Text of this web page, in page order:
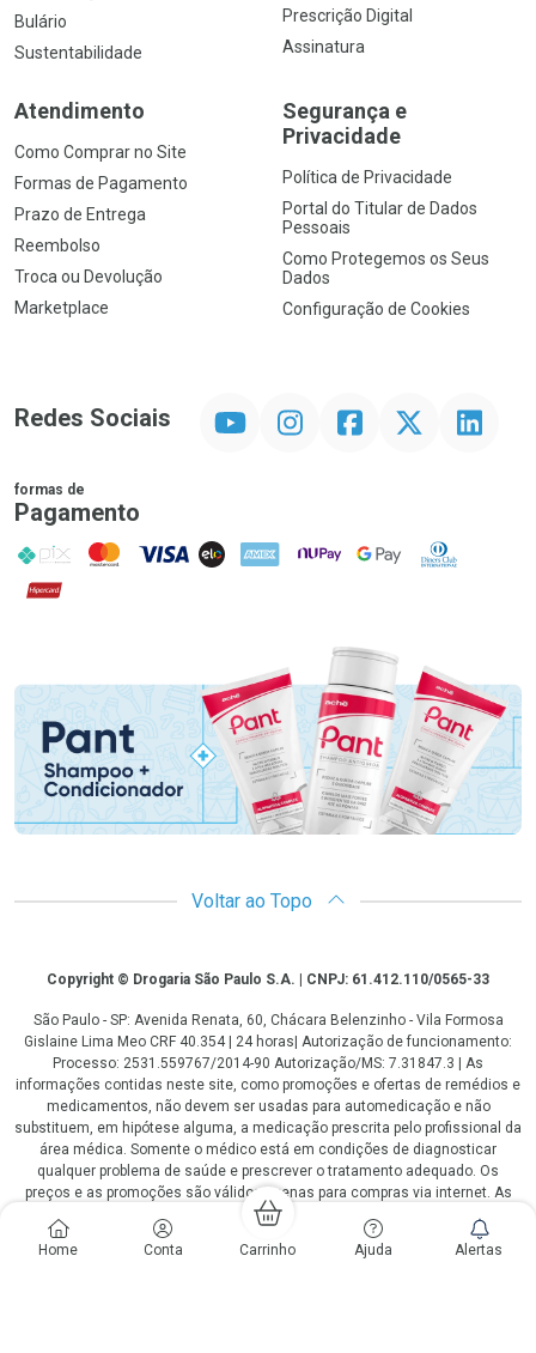
Home Conta Carrinho Ajuda Alertas
Bulário
Sustentabilidade
Prescrição Digital
Assinatura
Atendimento
Como Comprar no Site
Formas de Pagamento
Prazo de Entrega
Reembolso
Troca ou Devolução
Marketplace
Segurança e
Privacidade
Política de Privacidade
Portal do Titular de Dados
Pessoais
Como Protegemos os Seus
Dados
Configuração de Cookies
Redes Sociais InstagramFacebookTwitter Linkedin
formas de
Pagamento
PIX MasterCard
VISA ELO AMEX NuPay Google PayDiners Club
Hipercard
Promoção em Destaque
Voltar ao Topo
CopyrightCopyright © Drogaria São Paulo S.A. | CNPJ: 61.412.110/0565-33
São Paulo - SP: Avenida Renata, 60, Chácara Belenzinho - Vila Formosa
Gislaine Lima Meo CRF 40.354 | 24 horas| Autorização de funcionamento:
Processo: 2531.559767/2014-90 Autorização/MS: 7.31847.3 | As
informações contidas neste site, como promoções e ofertas de remédios e
medicamentos, não devem ser usadas para automedicação e não
substituem, em hipótese alguma, a medicação prescrita pelo profissional da
área médica. Somente o médico está em condições de diagnosticar
qualquer problema de saúde e prescrever o tratamento adequado. Os
preços e as promoções são válidos apenas para compras via internet. As
fotos contidas em nosso site são meramente ilustrativas. *Preços e
disponibilidade sujeitos a alterações no decorrer do dia. Antibióticos e
antimicrobianos vendas apenas em lojas físicas ou televendas. Portaria nº